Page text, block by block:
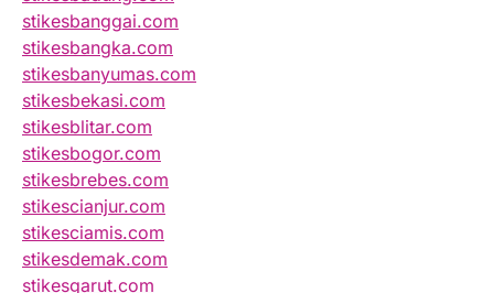
stikesbanggai.com
stikesbangka.com
stikesbanyumas.com
stikesbekasi.com
stikesblitar.com
stikesbogor.com
stikesbrebes.com
stikescianjur.com
stikesciamis.com
stikesdemak.com
stikesgarut.com